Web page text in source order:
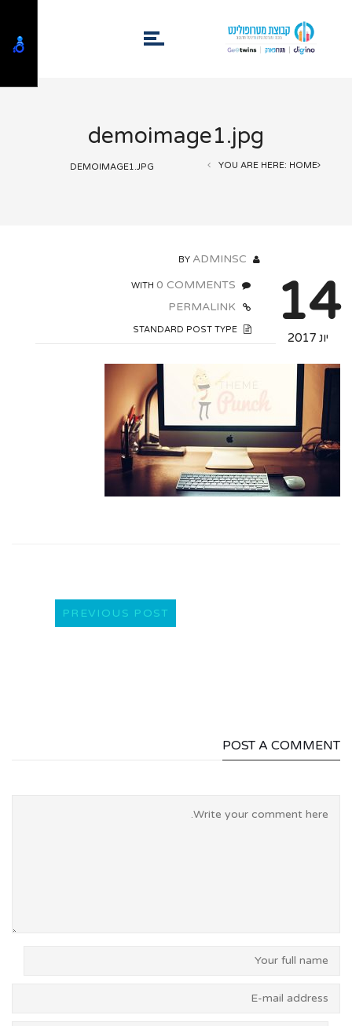
demoimage1.jpg
YOU ARE HERE: HOME
DEMOIMAGE1.JPG
14
יונ 2017
ADMINSC
0 COMMENTS
PREVIOUS POST
POST A COMMENT